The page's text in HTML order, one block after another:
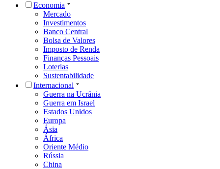
Economia
Mercado
Investimentos
Banco Central
Bolsa de Valores
Imposto de Renda
Finanças Pessoais
Loterias
Sustentabilidade
Internacional
Guerra na Ucrânia
Guerra em Israel
Estados Unidos
Europa
Ásia
África
Oriente Médio
Rússia
China